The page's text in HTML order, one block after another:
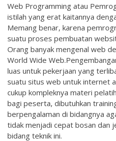
Web Programming atau
istilah yang erat kaitannya
Memang benar, karena
suatu proses pembuatan
Orang banyak mengenal web
World Wide
luas untuk pekerjaan yang
suatu situs web untuk internet
cukup kompleknya materi
bagi peserta, dibutuhkan
berpengalaman di bidangnya
tidak menjadi cepat bosan dan
bidang teknik ini.